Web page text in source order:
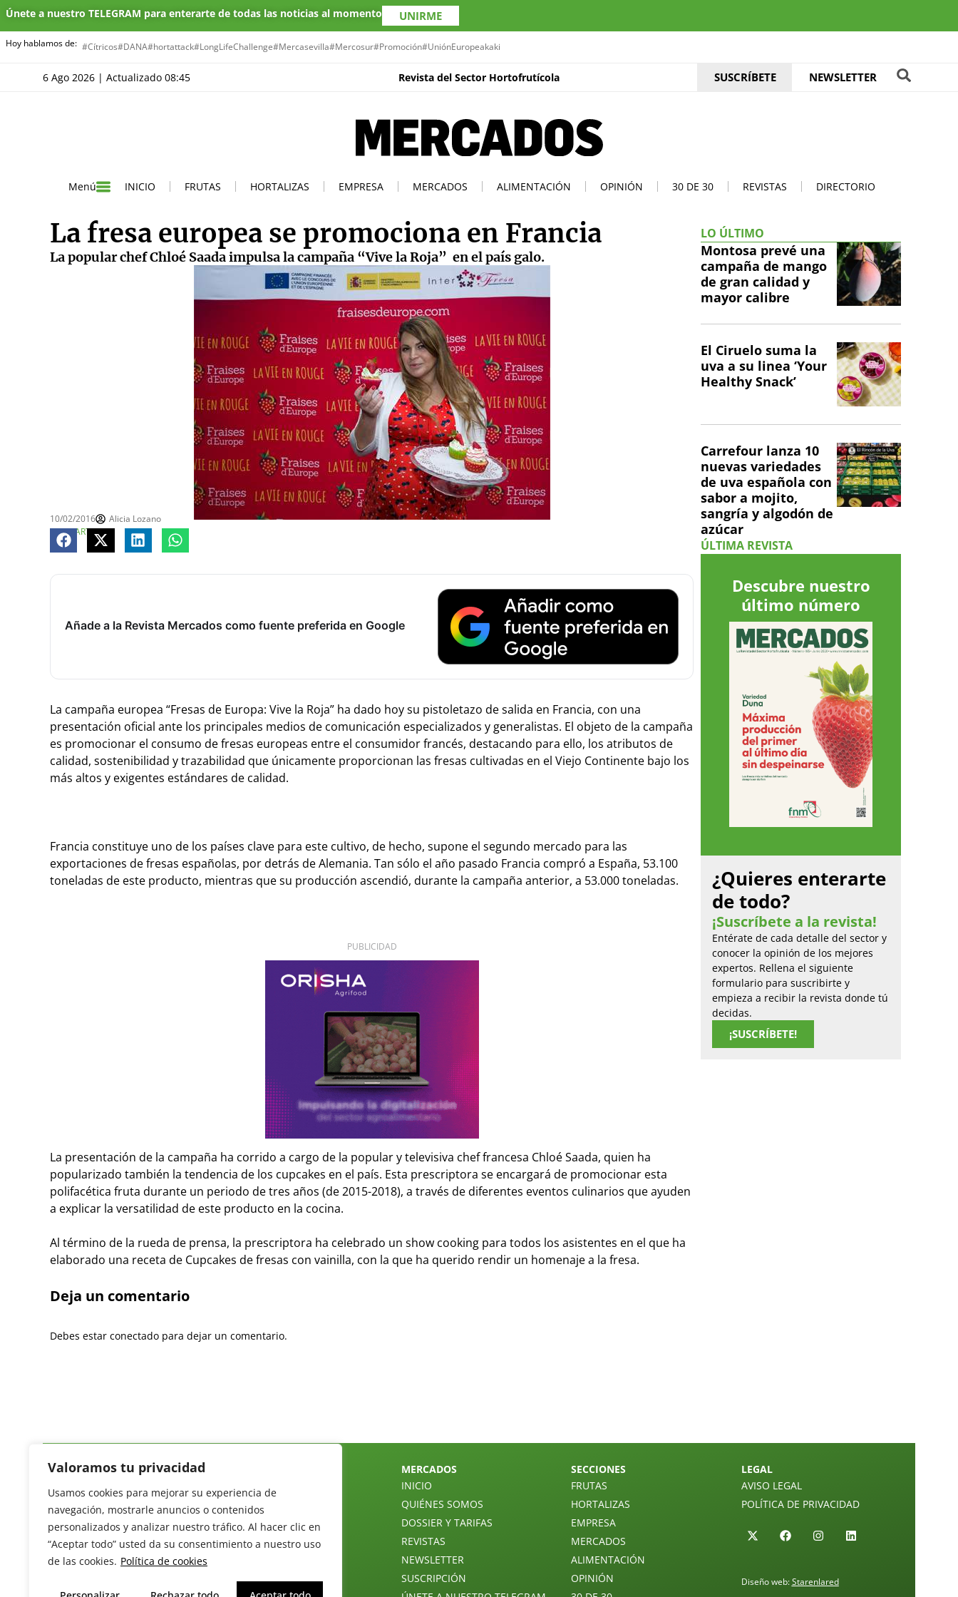
Valoramos tu privacidad
Usamos cookies para mejorar su experiencia de
navegación, mostrarle anuncios o contenidos
personalizados y analizar nuestro tráfico. Al hacer clic en
“Aceptar todo” usted da su consentimiento a nuestro uso
de las cookies. Política de cookies
Únete a nuestro TELEGRAM para enterarte de todas las noticias al momento UNIRME
Hoy hablamos de: #Cítricos#DANA#hortattack#LongLifeChallenge#Mercasevilla#Mercosur#Promoción#UniónEuropeakaki
6 Ago 2026 | Actualizado 08:45 Revista del Sector Hortofrutícola SUSCRÍBETE NEWSLETTER
Menú INICIO FRUTAS HORTALIZAS EMPRESA MERCADOS ALIMENTACIÓN OPINIÓN 30 DE 30 REVISTAS DIRECTORIO
La fresa europea se promociona en Francia
La popular chef Chloé Saada impulsa la campaña “Vive la Roja” en el país galo.
10/02/2016
Alicia Lozano
COMPARTE
Añade a la Revista Mercados como fuente preferida en Google
La campaña europea “Fresas de Europa: Vive la Roja” ha dado hoy su pistoletazo de salida en Francia, con una
presentación oficial ante los principales medios de comunicación especializados y generalistas. El objeto de la campaña
es promocionar el consumo de fresas europeas entre el consumidor francés, destacando para ello, los atributos de
calidad, sostenibilidad y trazabilidad que únicamente proporcionan las fresas cultivadas en el Viejo Continente bajo los
más altos y exigentes estándares de calidad.
Francia constituye uno de los países clave para este cultivo, de hecho, supone el segundo mercado para las
exportaciones de fresas españolas, por detrás de Alemania. Tan sólo el año pasado Francia compró a España, 53.100
toneladas de este producto, mientras que su producción ascendió, durante la campaña anterior, a 53.000 toneladas.
PUBLICIDAD
La presentación de la campaña ha corrido a cargo de la popular y televisiva chef francesa Chloé Saada, quien ha
popularizado también la tendencia de los cupcakes en el país. Esta prescriptora se encargará de promocionar esta
polifacética fruta durante un periodo de tres años (de 2015-2018), a través de diferentes eventos culinarios que ayuden
a explicar la versatilidad de este producto en la cocina.
Al término de la rueda de prensa, la prescriptora ha celebrado un show cooking para todos los asistentes en el que ha
elaborado una receta de Cupcakes de fresas con vainilla, con la que ha querido rendir un homenaje a la fresa.
Deja un comentario
Debes estar conectado para dejar un comentario.
LO ÚLTIMO
Montosa prevé una
campaña de mango
de gran calidad y
mayor calibre
El Ciruelo suma la
uva a su linea ‘Your
Healthy Snack’
Carrefour lanza 10
nuevas variedades
de uva española con
sabor a mojito,
sangría y algodón de
azúcar
ÚLTIMA REVISTA
Descubre nuestro
último número
¿Quieres enterarte
de todo?
¡Suscríbete a la revista!
Entérate de cada detalle del sector y
conocer la opinión de los mejores
expertos. Rellena el siguiente
formulario para suscribirte y
empieza a recibir la revista donde tú
decidas.
¡SUSCRÍBETE!
Revista del Sector Hortofrutícola
C/ Presidente Cárdenas nº 10.
41013 Sevilla. ESPAÑA
Tel: (+34) 954 25 88 51
redaccion@revistamercados.com
MERCADOS
INICIO
QUIÉNES SOMOS
DOSSIER Y TARIFAS
REVISTAS
NEWSLETTER
SUSCRIPCIÓN
SECCIONES
FRUTAS
HORTALIZAS
EMPRESA
MERCADOS
ALIMENTACIÓN
OPINIÓN
LEGAL
AVISO LEGAL
POLÍTICA DE PRIVACIDAD
Diseño web:Starenlared